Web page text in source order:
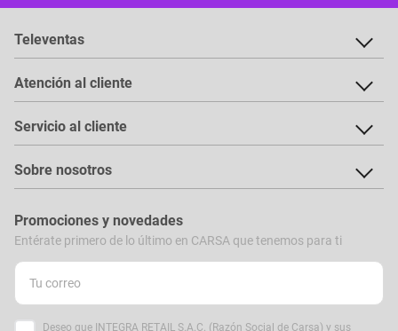
Televentas
Atención al cliente
Servicio al cliente
Sobre nosotros
Promociones y novedades
Entérate primero de lo último en CARSA que tenemos para ti
Deseo que INTEGRA RETAIL S.A.C. (Razón Social de Carsa) y sus